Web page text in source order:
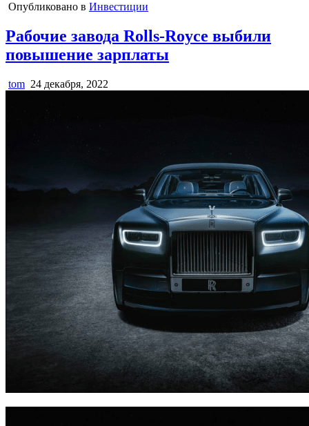
Опубликовано в Инвестиции
Рабочие завода Rolls-Royce выбили
повышение зарплаты
tom 24 декабря, 2022